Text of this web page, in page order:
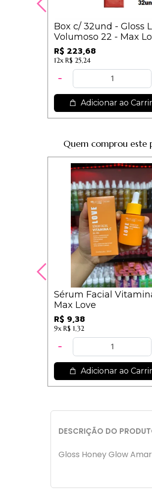
Box c/ 32und - Gloss
Volumoso 22 - Max
6,99
R$ 223,68
12x R$ 25,24
Adicionar ao
Quem comprou este
Sérum Facial
Max Love
R$ 9,38
9x R$ 1,32
Adicionar ao
DESCRIÇÃO DO
Gloss Honey Glow